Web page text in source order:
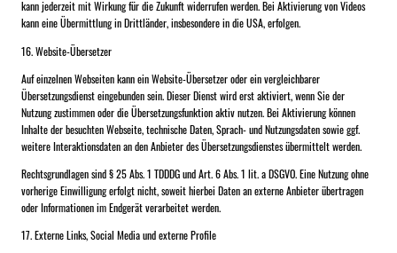
kann jederzeit mit Wirkung für die Zukunft widerrufen werden. Bei Aktivierung von Videos
kann eine Übermittlung in Drittländer, insbesondere in die USA, erfolgen.
16. Website-Übersetzer
Auf einzelnen Webseiten kann ein Website-Übersetzer oder ein vergleichbarer
Übersetzungsdienst eingebunden sein. Dieser Dienst wird erst aktiviert, wenn Sie der
Nutzung zustimmen oder die Übersetzungsfunktion aktiv nutzen. Bei Aktivierung können
Inhalte der besuchten Webseite, technische Daten, Sprach- und Nutzungsdaten sowie ggf.
weitere Interaktionsdaten an den Anbieter des Übersetzungsdienstes übermittelt werden.
Rechtsgrundlagen sind § 25 Abs. 1 TDDDG und Art. 6 Abs. 1 lit. a DSGVO. Eine Nutzung ohne
vorherige Einwilligung erfolgt nicht, soweit hierbei Daten an externe Anbieter übertragen
oder Informationen im Endgerät verarbeitet werden.
17. Externe Links, Social Media und externe Profile